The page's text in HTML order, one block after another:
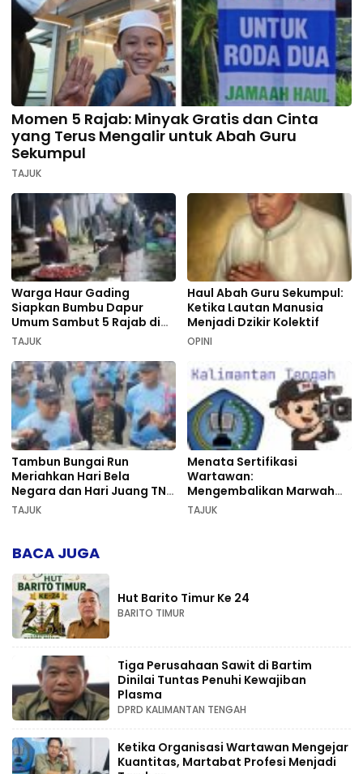
Momen 5 Rajab: Minyak Gratis dan Cinta
yang Terus Mengalir untuk Abah Guru
Sekumpul
TAJUK
Warga Haur Gading
Siapkan Bumbu Dapur
Umum Sambut 5 Rajab di
Sekumpul
TAJUK
Haul Abah Guru Sekumpul:
Ketika Lautan Manusia
Menjadi Dzikir Kolektif
OPINI
Tambun Bungai Run
Meriahkan Hari Bela
Negara dan Hari Juang TNI
AD di Palangka Raya
TAJUK
Menata Sertifikasi
Wartawan:
Mengembalikan Marwah
Pers dan Keadilan
TAJUK
BACA JUGA
Hut Barito Timur Ke 24
BARITO TIMUR
Tiga Perusahaan Sawit di Bartim
Dinilai Tuntas Penuhi Kewajiban
Plasma
DPRD KALIMANTAN TENGAH
Ketika Organisasi Wartawan Mengejar
Kuantitas, Martabat Profesi Menjadi